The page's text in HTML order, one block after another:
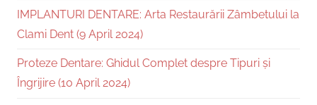
IMPLANTURI DENTARE: Arta Restaurării Zâmbetului la
Clami Dent (9 April 2024)
Proteze Dentare: Ghidul Complet despre Tipuri și
Îngrijire (10 April 2024)